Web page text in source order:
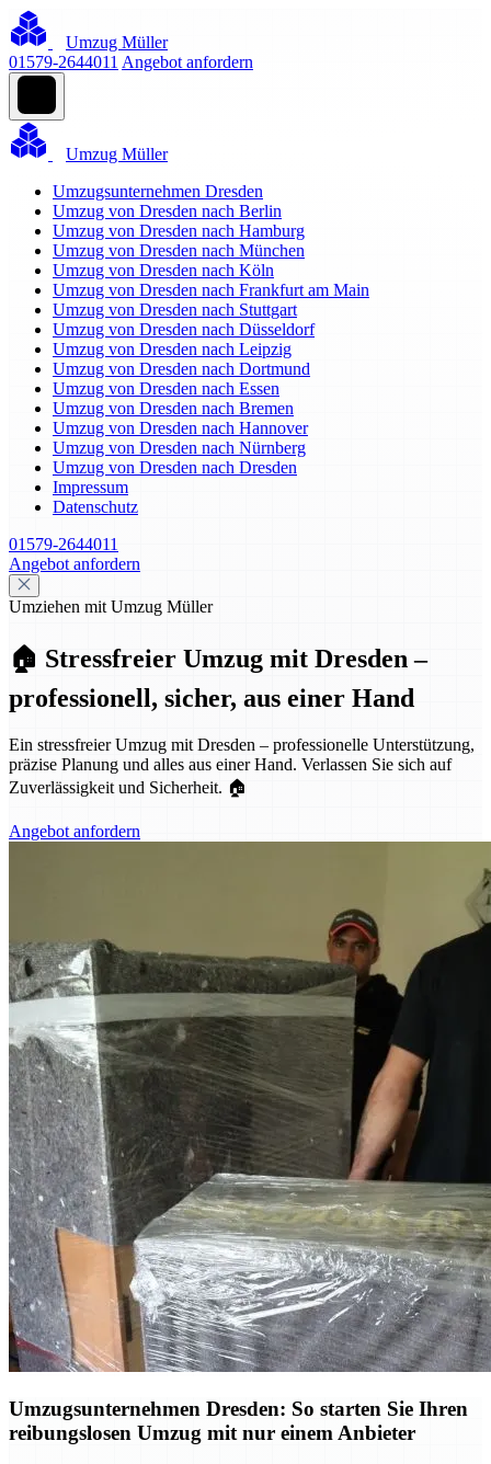
Umzug Müller
01579-2644011 Angebot anfordern
Umzug Müller
Umzugsunternehmen Dresden
Umzug von Dresden nach Berlin
Umzug von Dresden nach Hamburg
Umzug von Dresden nach München
Umzug von Dresden nach Köln
Umzug von Dresden nach Frankfurt am Main
Umzug von Dresden nach Stuttgart
Umzug von Dresden nach Düsseldorf
Umzug von Dresden nach Leipzig
Umzug von Dresden nach Dortmund
Umzug von Dresden nach Essen
Umzug von Dresden nach Bremen
Umzug von Dresden nach Hannover
Umzug von Dresden nach Nürnberg
Umzug von Dresden nach Dresden
Impressum
Datenschutz
01579-2644011
Angebot anfordern
Umziehen mit Umzug Müller
🏠 Stressfreier Umzug mit Dresden –
professionell, sicher, aus einer Hand
Ein stressfreier Umzug mit Dresden – professionelle Unterstützung,
präzise Planung und alles aus einer Hand. Verlassen Sie sich auf
Zuverlässigkeit und Sicherheit. 🏠
Angebot anfordern
Umzugsunternehmen Dresden: So starten Sie Ihren
reibungslosen Umzug mit nur einem Anbieter